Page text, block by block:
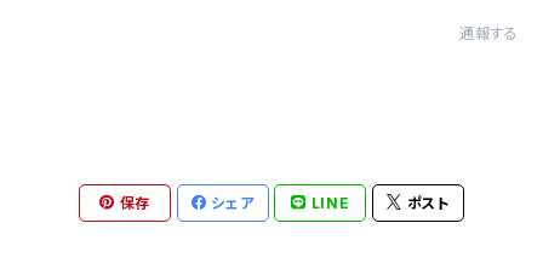
通報する
保存 シェア LINE ポスト